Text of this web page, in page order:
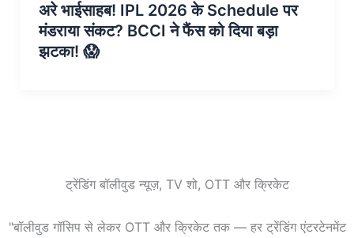
अरे भाईसाहब! IPL 2026 के Schedule पर
मंडराया संकट? BCCI ने फैंस को दिया बड़ा
झटका! 😱
ट्रेंडिंग बॉलीवुड न्यूज़, TV शो, OTT और क्रिकेट
"बॉलीवुड गॉसिप से लेकर OTT और क्रिकेट तक — हर ट्रेंडिंग एंटरटेनमेंट